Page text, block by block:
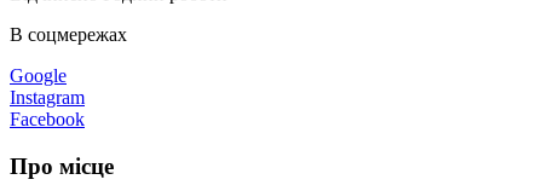
В соцмережах
Google
Instagram
Facebook
Про місце